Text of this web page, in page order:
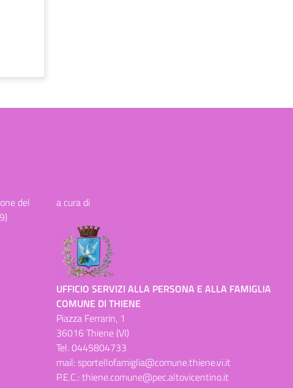
del
a cura di
UFFICIO SERVIZI ALLA PERSONA E ALLA FAMIGLIA
COMUNE DI THIENE
Piazza Ferrarin, 1
36016 Thiene (VI)
Tel.0445804733
mail:sportellofamiglia@comune.thiene.vi.it
P.E.C.:thiene.comune@pec.altovicentino.it